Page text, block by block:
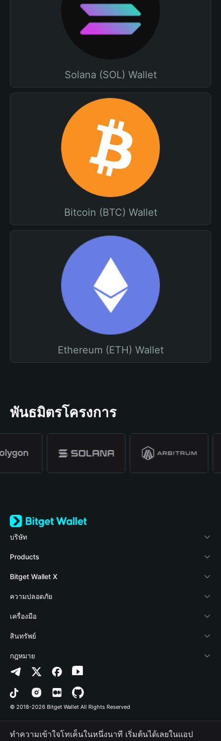
Solana (SOL) Wallet
Bitcoin (BTC) Wallet
Ethereum (ETH) Wallet
พันธมิตรโครงการ
บริษัท
เกี่ยวกับ Bitget Wallet
Blog
Academy
ข่าวสารด้านคริปโต
ศูนย์ช่วยเหลือ
ติดต่อเรา
ทรัพยากรข้อมูลของแบรนด์
อาชีพ
Products
Crypto Card
Stablecoin Earn
Payfi Crypto
Crypto Swap API
Altcoin Season Index
Prediction Markets
DApp
RWA
Bitget Wallet X
นักพัฒนา
เชื่อมต่อ Wallet
Bitget Wallet Pay
ลิสต์โปรเจกต์
ความปลอดภัย
Protection Fund
เทคโนโลยีความปลอดภัย
เครื่องมือ
ซื้อคริปโต
การตรวจจับการอนุญาต
การตรวจจับสัญญา
การโอนเป็นชุด
สินทรัพย์
Arbitrum
Avalanche
Bitcoin
Polygon
กฎหมาย
นโยบายความเป็นส่วนตัว
ข้อตกลงในการใช้บริการ
© 2018-2026 Bitget Wallet All Rights Reserved
ทำความเข้าใจโทเค็นในหนึ่งนาที เริ่มต้นได้เลยในแอป